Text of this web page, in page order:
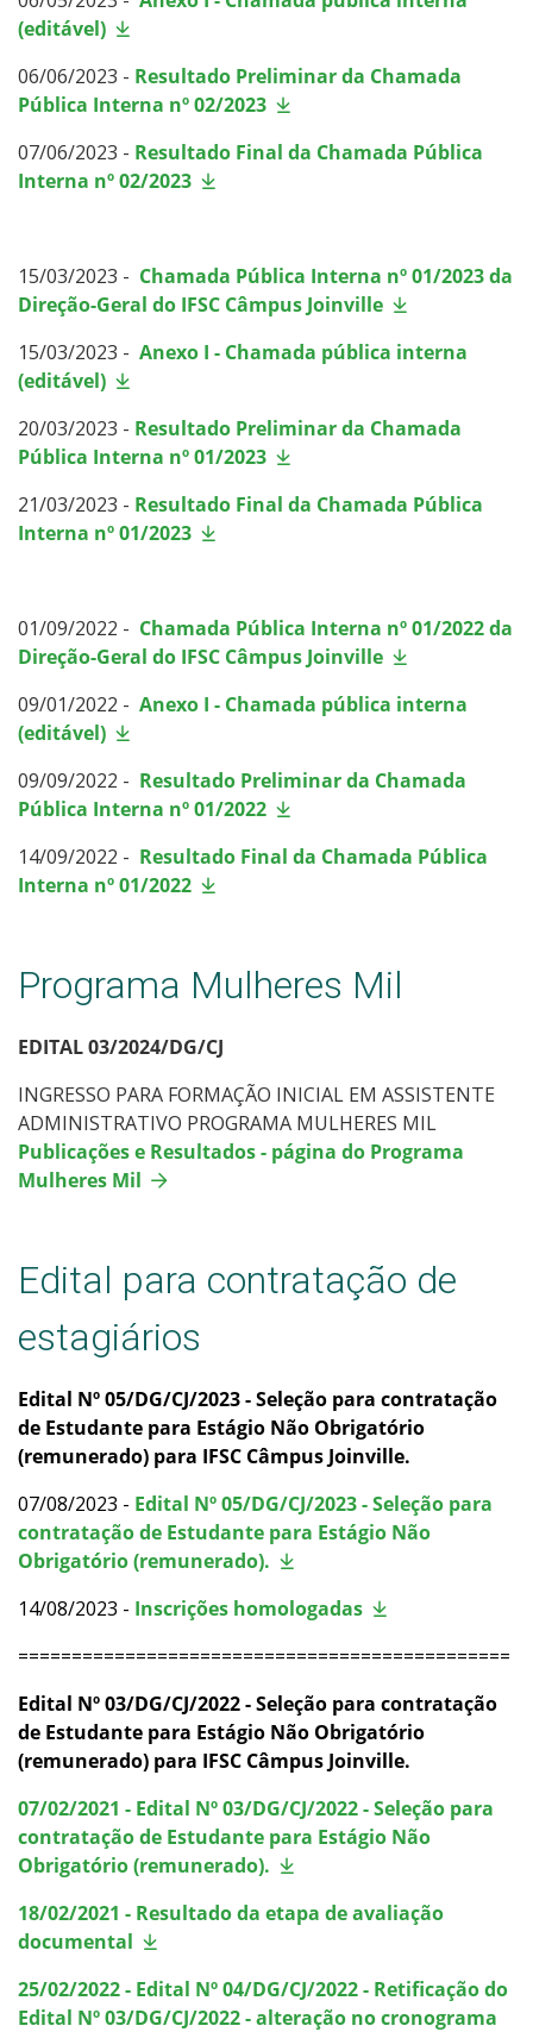
(editável)
06/06/2023 - Resultado Preliminar da Chamada
Pública Interna nº 02/2023
07/06/2023 - Resultado Final da Chamada Pública
Interna nº 02/2023
15/03/2023 - Chamada Pública Interna nº 01/2023 da
Direção-Geral do IFSC Câmpus Joinville
15/03/2023 - Anexo I - Chamada pública interna
(editável)
20/03/2023 - Resultado Preliminar da Chamada
Pública Interna nº 01/2023
21/03/2023 - Resultado Final da Chamada Pública
Interna nº 01/2023
01/09/2022 - Chamada Pública Interna nº 01/2022 da
Direção-Geral do IFSC Câmpus Joinville
09/01/2022 - Anexo I - Chamada pública interna
(editável)
09/09/2022 - Resultado Preliminar da Chamada
Pública Interna nº 01/2022
14/09/2022 - Resultado Final da Chamada Pública
Interna nº 01/2022
Programa Mulheres Mil
EDITAL 03/2024/DG/CJ
INGRESSO PARA FORMAÇÃO INICIAL EM ASSISTENTE
ADMINISTRATIVO PROGRAMA MULHERES MIL
Publicações e Resultados - página do Programa
Mulheres Mil
Edital para contratação de
estagiários
Edital Nº 05/DG/CJ/2023 - Seleção para contratação
de Estudante para Estágio Não Obrigatório
(remunerado) para IFSC Câmpus Joinville.
07/08/2023 - Edital Nº 05/DG/CJ/2023 - Seleção para
contratação de Estudante para Estágio Não
Obrigatório (remunerado).
14/08/2023 - Inscrições homologadas
==============================================
Edital Nº 03/DG/CJ/2022 - Seleção para contratação
de Estudante para Estágio Não Obrigatório
(remunerado) para IFSC Câmpus Joinville.
07/02/2021 - Edital Nº 03/DG/CJ/2022 - Seleção para
contratação de Estudante para Estágio Não
Obrigatório (remunerado).
18/02/2021 - Resultado da etapa de avaliação
documental
25/02/2022 - Edital Nº 04/DG/CJ/2022 - Retificação do
Edital Nº 03/DG/CJ/2022 - alteração no cronograma